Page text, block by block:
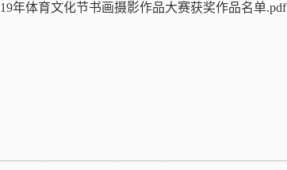
年体育文化节书画摄影作品大赛获奖作品名单.pdf